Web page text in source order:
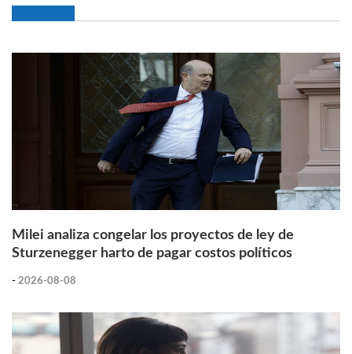
Milei analiza congelar los proyectos de ley de
Sturzenegger harto de pagar costos políticos
- 2026-08-08